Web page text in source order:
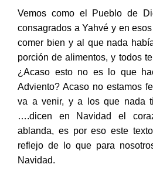
Vemos como el Pueblo de
consagrados a Yahvé y en
comer bien y al que nada
porción de alimentos, y todos
¿Acaso esto no es lo que
Adviento? Acaso no estamos
va a venir, y a los que nada
….dicen en Navidad el
ablanda, es por eso este
reflejo de lo que para
Navidad.